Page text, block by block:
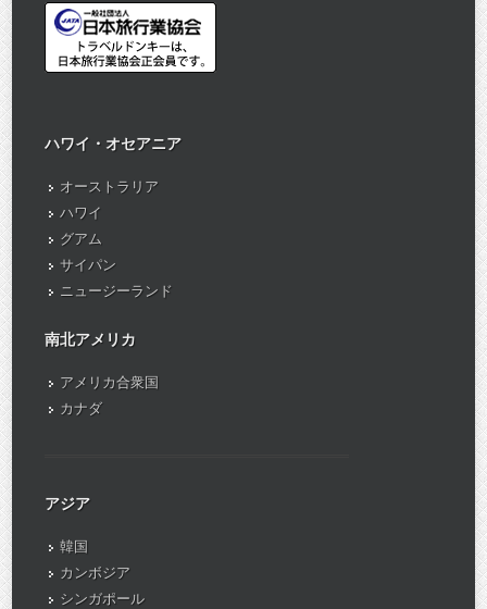
ハワイ・オセアニア
オーストラリア
ハワイ
グアム
サイパン
ニュージーランド
南北アメリカ
アメリカ合衆国
カナダ
アジア
韓国
カンボジア
シンガポール